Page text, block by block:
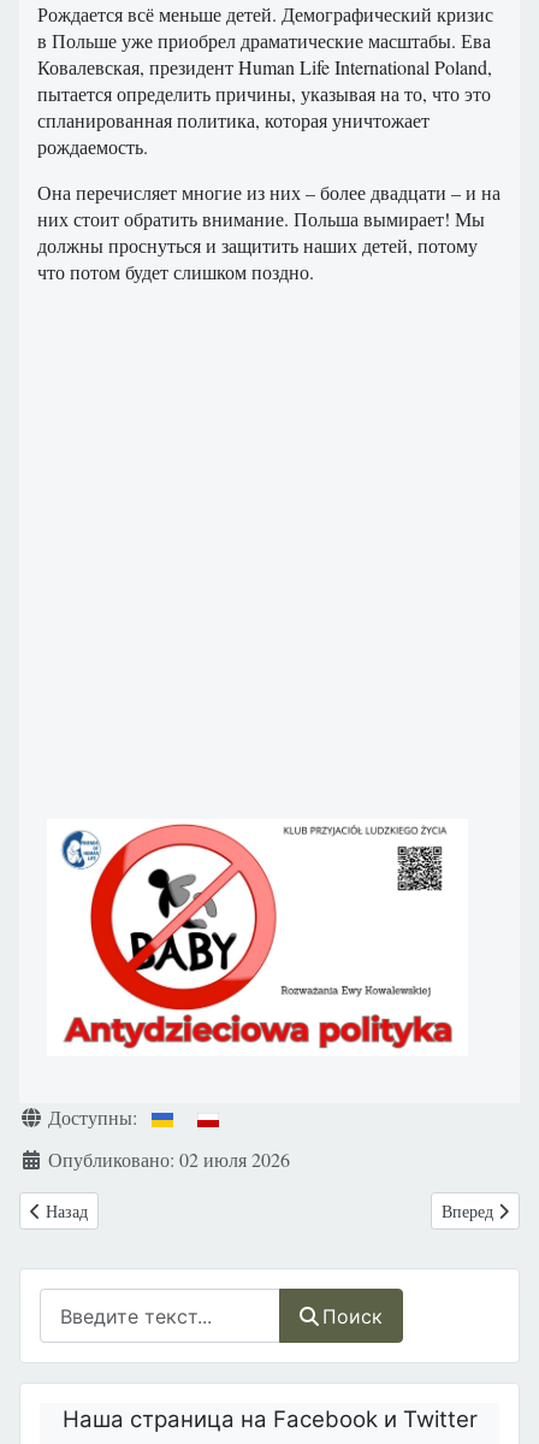
Поиск
Наша страница на Facebook и Twitter
Рождается всё меньше детей. Демографический кризис
в Польше уже приобрел драматические масштабы. Ева
Ковалевская, президент Human Life International Poland,
пытается определить причины, указывая на то, что это
спланированная политика, которая уничтожает
рождаемость.
Она перечисляет многие из них – более двадцати – и на
них стоит обратить внимание. Польша вымирает! Мы
должны проснуться и защитить наших детей, потому
что потом будет слишком поздно.
Информация о материале
Доступны:
Опубликовано: 02 июля 2026
Предыдущий: XXVI Национальное Покаянное Паломничество за
Назад Следующий:
Вперед